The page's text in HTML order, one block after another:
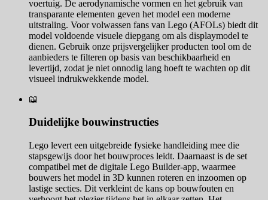
voertuig. De aerodynamische vormen en het gebruik van
transparante elementen geven het model een moderne
uitstraling. Voor volwassen fans van Lego (AFOLs) biedt dit
model voldoende visuele diepgang om als displaymodel te
dienen. Gebruik onze prijsvergelijker producten tool om de
aanbieders te filteren op basis van beschikbaarheid en
levertijd, zodat je niet onnodig lang hoeft te wachten op dit
visueel indrukwekkende model.
📖
Duidelijke bouwinstructies
Lego levert een uitgebreide fysieke handleiding mee die
stapsgewijs door het bouwproces leidt. Daarnaast is de set
compatibel met de digitale Lego Builder-app, waarmee
bouwers het model in 3D kunnen roteren en inzoomen op
lastige secties. Dit verkleint de kans op bouwfouten en